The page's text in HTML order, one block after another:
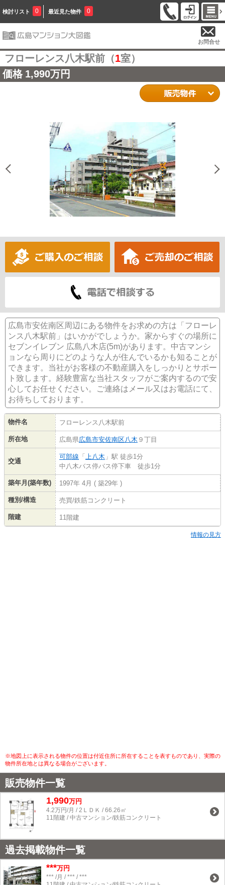
検討リスト 0 最近見た物件 0
お問合せ
フローレンス八木駅前（1室）
価格 1,990万円
広島市安佐南区周辺にある物件をお求めの方は「フローレ
ンス八木駅前」はいかがでしょうか。家からすぐの場所に
セブンイレブン 広島八木店(5m)があります。中古マンシ
ョンなら周りにどのような人が住んでいるかも知ることが
できます。当社がお客様の不動産購入をしっかりとサポー
ト致します。経験豊富な当社スタッフがご案内するので安
心してお任せください。ご連絡はメール又はお電話にて、
お待ちしております。
物件名 フローレンス八木駅前
所在地 広島県広島市安佐南区八木 ９丁目
交通
可部線 「 上八木 」駅 徒歩1分
中八木バス停バス停下車 徒歩1分
築年月(築年数) 1997年 4月 ( 築29年 )
種別/構造 売買/鉄筋コンクリート
階建 11階建
情報の見方
※地図上に表示される物件の位置は付近住所に所在することを表すものであり、実際の
物件所在地とは異なる場合がございます。
販売物件一覧
1,990万円
4.2万円/月 / 2ＬＤＫ / 66.26㎡
11階建 / 中古マンション/鉄筋コンクリート
過去掲載物件一覧
***万円
*** /月 / *** / ***